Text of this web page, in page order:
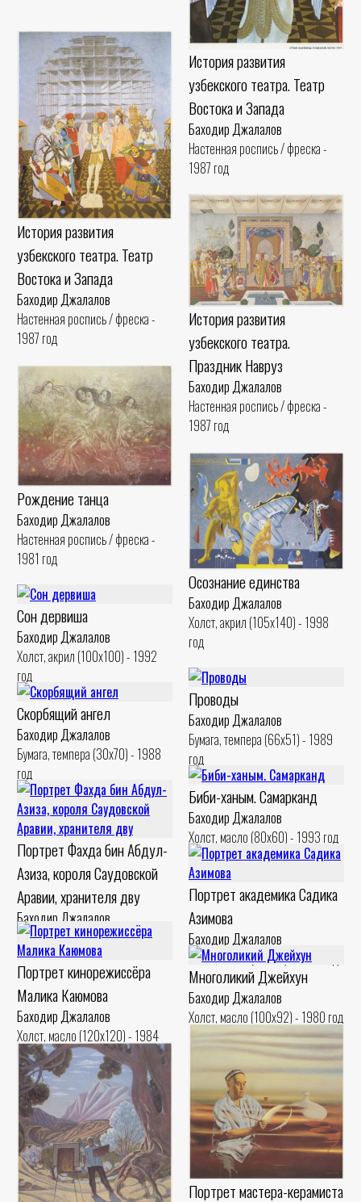
История развития
узбекского театра. Театр
Востока и Запада
Баходир Джалалов
Настенная роспись / фреска -
1987 год
История развития
узбекского театра. Театр
Востока и Запада
Баходир Джалалов
Настенная роспись / фреска -
1987 год
История развития
узбекского театра.
Праздник Навруз
Баходир Джалалов
Настенная роспись / фреска -
1987 год
Рождение танца
Баходир Джалалов
Настенная роспись / фреска -
1981 год
Осознание единства
Баходир Джалалов
Холст, акрил (105x140) - 1998
год
Сон дервиша
Баходир Джалалов
Холст, акрил (100x100) - 1992
год
Проводы
Баходир Джалалов
Бумага, темпера (66x51) - 1989
год
Скорбящий ангел
Баходир Джалалов
Бумага, темпера (30x70) - 1988
год
Биби-ханым. Самарканд
Баходир Джалалов
Холст, масло (80x60) - 1993 год
Портрет Фахда бин Абдул-
Азиза, короля Саудовской
Аравии, хранителя дву
Баходир Джалалов
Холст, масло (120x90) - 1992 год
Портрет академика Садика
Азимова
Баходир Джалалов
Холст, масло (60x80) - 1998 год
Портрет кинорежиссёра
Малика Каюмова
Баходир Джалалов
Холст, масло (120x120) - 1984
год
Многоликий Джейхун
Баходир Джалалов
Холст, масло (100x92) - 1980 год
Портрет мастера-керамиста